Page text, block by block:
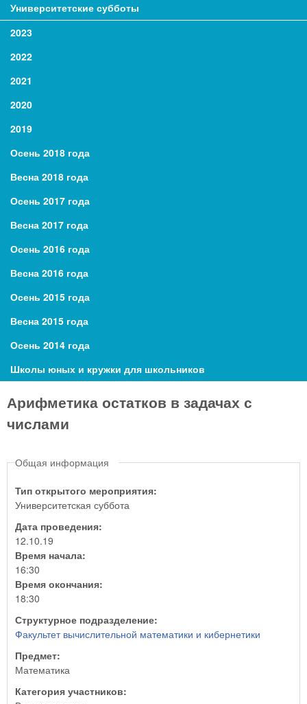
Университетские субботы
2023
2022
2021
2020
2019
Осень 2018 года
Весна 2018 года
Осень 2017 года
Весна 2017 года
Осень 2016 года
Весна 2016 года
Осень 2015 года
Весна 2015 года
Осень 2014 года
Школы юных и кружки для школьников
Арифметика остатков в задачах с
числами
Общая информация
Тип открытого мероприятия:
Университетская суббота
Дата проведения:
12.10.19
Время начала:
16:30
Время окончания:
18:30
Структурное подразделение:
Факультет вычислительной математики и кибернетики
Предмет:
Математика
Категория участников: